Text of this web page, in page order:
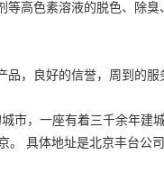
高色素溶液的脱色、除臭
，良好的信誉，周到的
市，一座有着三千余年建
。 具体地址是北京丰台公司